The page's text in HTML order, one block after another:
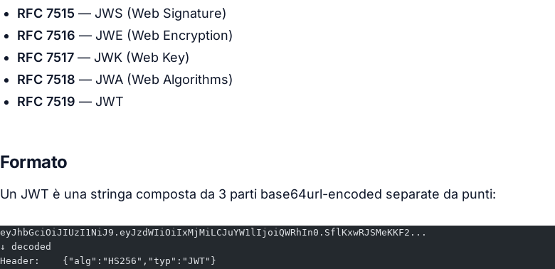
RFC 7515 — JWS (Web Signature)
RFC 7516 — JWE (Web Encryption)
RFC 7517 — JWK (Web Key)
RFC 7518 — JWA (Web Algorithms)
RFC 7519 — JWT
Formato
Un JWT è una stringa composta da 3 parti base64url-encoded separate da punti:
eyJhbGciOiJIUzI1NiJ9.eyJzdWIiOiIxMjMiLCJuYW1lIjoiQWRhIn0.SflKxwRJSMeKKF2...
↓ decoded
Header:    {"alg":"HS256","typ":"JWT"}